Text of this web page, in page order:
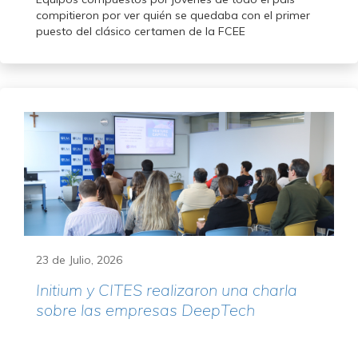
compitieron por ver quién se quedaba con el primer
puesto del clásico certamen de la FCEE
23 de Julio, 2026
Initium y CITES realizaron una charla
sobre las empresas DeepTech